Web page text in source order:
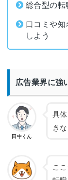
総合型の転
口コミや
しよう
広告業界に強
田中くん
具
き
こ